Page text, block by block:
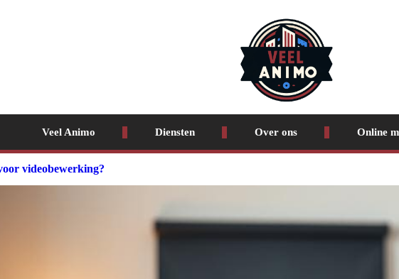
Veel Animo Diensten Over ons Online
videobewerking?